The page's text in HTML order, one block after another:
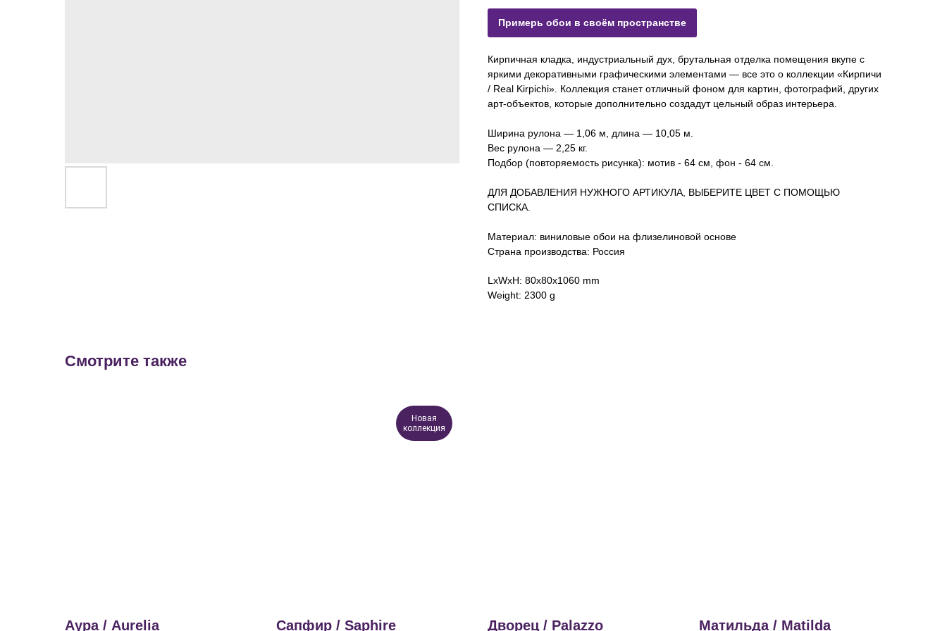
Примерь обои в своём пространстве
Кирпичная кладка, индустриальный дух, брутальная отделка помещения вкупе с
яркими декоративными графическими элементами — все это о коллекции «Кирпичи
/ Real Kirpichi». Коллекция станет отличный фоном для картин, фотографий, других
арт-объектов, которые дополнительно создадут цельный образ интерьера.
Ширина рулона — 1,06 м, длина — 10,05 м.
Вес рулона — 2,25 кг.
Подбор (повторяемость рисунка): мотив - 64 см, фон - 64 см.
ДЛЯ ДОБАВЛЕНИЯ НУЖНОГО АРТИКУЛА, ВЫБЕРИТЕ ЦВЕТ С ПОМОЩЬЮ
СПИСКА.
Материал: виниловые обои на флизелиновой основе
Страна производства: Россия
LxWxH: 80x80x1060 mm
Weight: 2300 g
Смотрите также
Аура / Aurelia
Новая
коллекция
Сапфир / Saphire Дворец / Palazzo Матильда / Matilda